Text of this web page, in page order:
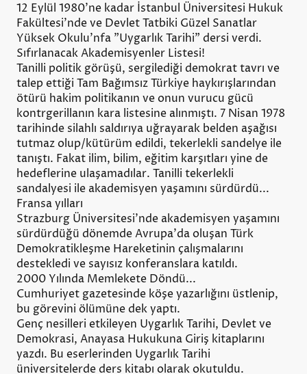
12 Eylül 1980'ne kadar İstanbul Üniversitesi Hukuk
Fakültesi'nde ve Devlet Tatbiki Güzel Sanatlar
Yüksek Okulu'nfa "Uygarlık Tarihi" dersi verdi.
Sıfırlanacak Akademisyenler Listesi!
Tanilli politik görüşü, sergilediği demokrat tavrı ve
talep ettiği Tam Bağımsız Türkiye haykırışlarından
ötürü hakim politikanın ve onun vurucu gücü
kontrgerillanın kara listesine alınmıştı. 7 Nisan 1978
tarihinde silahlı saldırıya uğrayarak belden aşağısı
tutmaz olup/kütürüm edildi, tekerlekli sandelye ile
tanıştı. Fakat ilim, bilim, eğitim karşıtları yine de
hedeflerine ulaşamadılar. Tanilli tekerlekli
sandalyesi ile akademisyen yaşamını sürdürdü...
Fransa yılları
Strazburg Üniversitesi'nde akademisyen yaşamını
sürdürdüğü dönemde Avrupa'da oluşan Türk
Demokratikleşme Hareketinin çalışmalarını
destekledi ve sayısız konferanslara katıldı.
2000 Yılında Memlekete Döndü...
Cumhuriyet gazetesinde köşe yazarlığını üstlenip,
bu görevini ölümüne dek yaptı.
Genç nesilleri etkileyen Uygarlık Tarihi, Devlet ve
Demokrasi, Anayasa Hukukuna Giriş kitaplarını
yazdı. Bu eserlerinden Uygarlık Tarihi
üniversitelerde ders kitabı olarak okutuldu.